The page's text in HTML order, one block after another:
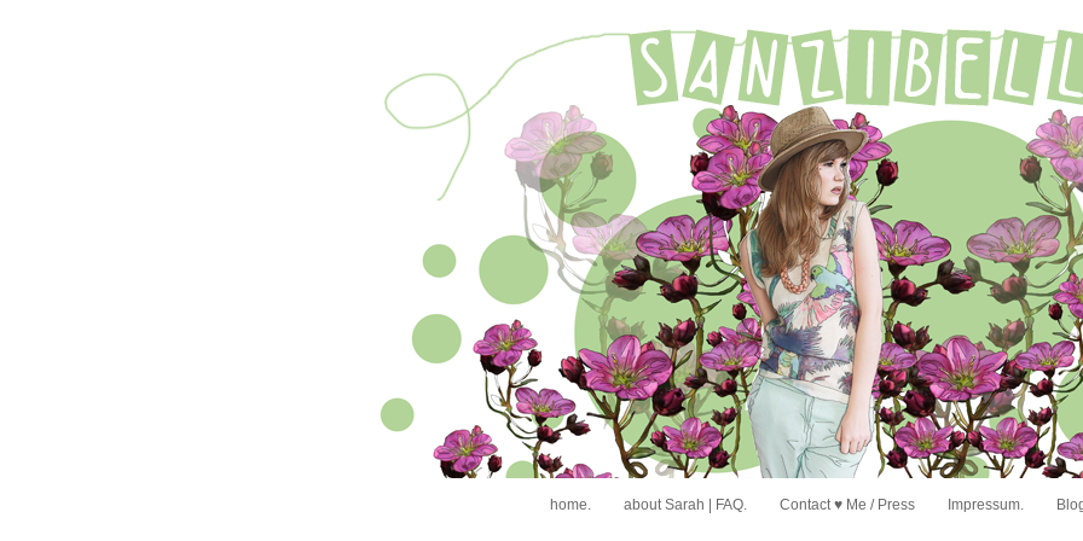
home. about Sarah | FAQ. Contact ♥ Me / Press Impressum.